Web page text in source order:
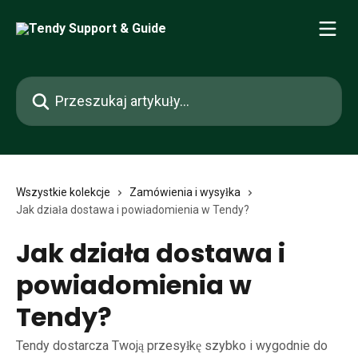
Przeszukaj artykuły...
Wszystkie kolekcje
Zamówienia i wysyłka
Jak działa dostawa i powiadomienia w Tendy?
Jak działa dostawa i
powiadomienia w
Tendy?
Tendy dostarcza Twoją przesyłkę szybko i wygodnie do